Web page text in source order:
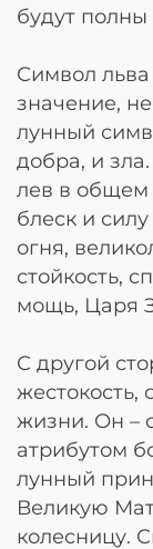
будут
Символ
значение,
лунный
добра, и
лев в общем
блеск и
огня,
стойкость,
мощь, Царя
С другой
жестокость,
жизни. Он –
атрибутом
лунный
Великую
колесницу.